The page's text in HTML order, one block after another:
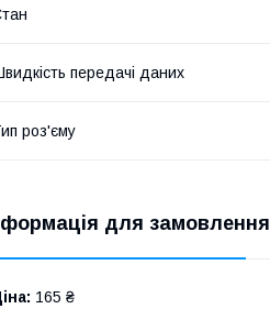
передачі даних
роз'єму
для замовлення
165 ₴